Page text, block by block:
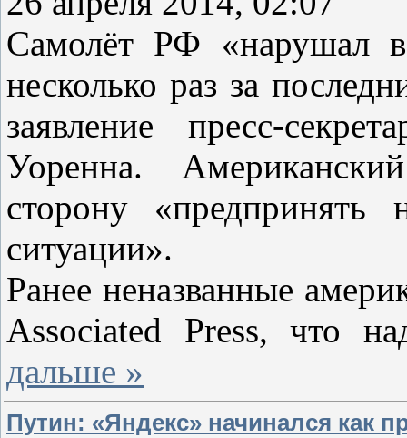
Самолёт РФ «нарушал
несколько раз за
заявление пресс-
Уоренна.
сторону «предпринять
ситуации».
Ранее неназванные
Associated Press, что
дальше »
Путин: «Яндекс» начинался как